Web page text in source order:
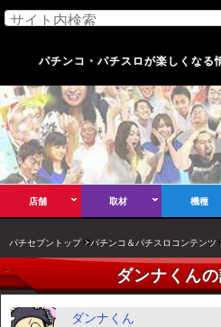
パチンコ・パチスロが楽しくなる
店舗 取材 機種
パチセブントップ パチンコ＆パチスロコンテンツ
ダンナくん
ダンナくん